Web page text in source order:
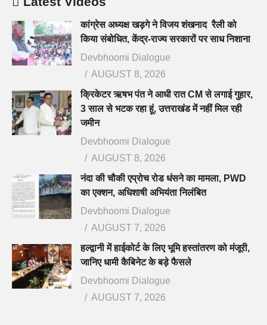
कांग्रेस अध्यक्ष खड़गे ने विजय शंखनाद रैली को
किया संबोधित, केंद्र-राज्य सरकारों पर साध निशाना
Devbhoomi Dialogue
AUGUST 8, 2026
क्रिकेटर ऋषभ पंत ने आधी रात CM से लगाई गुहार,
3 साल से भटक रहा हूं, उत्तराखंड में नहीं मिल रही
जमीन
Devbhoomi Dialogue
AUGUST 8, 2026
नंदा की चौकी एप्रोच रोड धंसने का मामला, PWD
का एक्शन, अधिशाषी अभियंता निलंबित
Devbhoomi Dialogue
AUGUST 7, 2026
हल्द्वानी में हाईकोर्ट के लिए भूमि हस्तांतरण को मंजूरी,
जानिए धामी कैबिनेट के बड़े फैसले
Devbhoomi Dialogue
AUGUST 7, 2026